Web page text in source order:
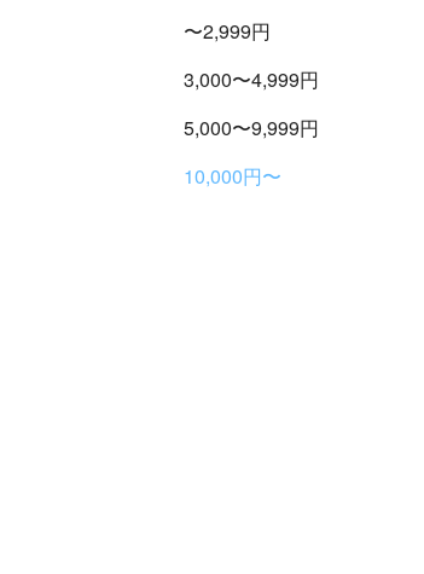
〜2,999円
3,000〜4,999円
5,000〜9,999円
10,000円〜